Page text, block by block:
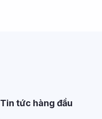
Tin tức hàng đầu